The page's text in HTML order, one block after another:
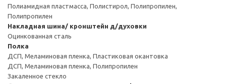
Полиамидная пластмасса, Полистирол, Полипропилен,
Полипропилен
Накладная шина/ кронштейн д/духовки
Оцинкованная сталь
Полка
ДСП, Меламиновая пленка, Пластиковая окантовка
ДСП, Меламиновая пленка, Полипропилен
Закаленное стекло